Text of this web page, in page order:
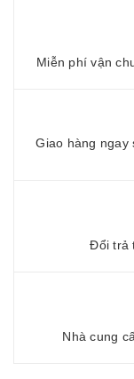
Miễn phí vận
Giao hàng ngay
Đổi trả
Nhà cung